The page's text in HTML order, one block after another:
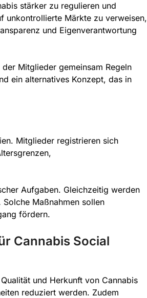
stärker zu regulieren und
unkontrollierte Märkte zu verweisen,
und Eigenverantwortung
Mitglieder gemeinsam Regeln
ein alternatives Konzept, das in
Mitglieder registrieren sich
Aufgaben. Gleichzeitig werden
Maßnahmen sollen
fördern.
Cannabis Social
und Herkunft von Cannabis
reduziert werden. Zudem